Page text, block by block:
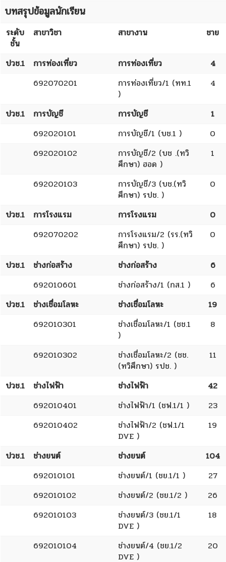
บทสรุปข้อมูลนักเรียน
ระดับ
ชั้น
สาขาวิชา สาขางาน ชาย
ปวช.1 การท่องเที่ยว การท่องเที่ยว
4
692070201
การท่องเที่ยว/1 (ทท.1
)
4
ปวช.1 การบัญชี การบัญชี
1
692020101
การบัญชี/1 (บช.1 )
0
692020102
การบัญชี/2 (บช .(ทวิ
ศึกษา) ฮอด )
1
692020103
การบัญชี/3 (บช.(ทวิ
ศึกษา) รปช. )
0
ปวช.1 การโรงแรม การโรงแรม
0
692070202
การโรงแรม/2 (รร.(ทวิ
ศึกษา) รปช. )
0
ปวช.1 ช่างก่อสร้าง ช่างก่อสร้าง
6
692010601
ช่างก่อสร้าง/1 (กส.1 )
6
ปวช.1
ช่างเชื่อมโลหะ ช่างเชื่อมโลหะ
19
692010301
ช่างเชื่อมโลหะ/1 (ชช.1
)
8
692010302
ช่างเชื่อมโลหะ/2 (ชช.
(ทวิศึกษา) รปช. )
11
ปวช.1 ช่างไฟฟ้า ช่างไฟฟ้า
42
692010401
ช่างไฟฟ้า/1 (ชฟ.1/1 )
23
692010402
ช่างไฟฟ้า/2 (ชฟ.1/1
DVE )
19
ปวช.1 ช่างยนต์ ช่างยนต์
104
692010101
ช่างยนต์/1 (ชย.1/1 )
27
692010102
ช่างยนต์/2 (ชย.1/2 )
26
692010103
ช่างยนต์/3 (ชย.1/1
DVE )
18
692010104
ช่างยนต์/4 (ชย.1/2
DVE )
20